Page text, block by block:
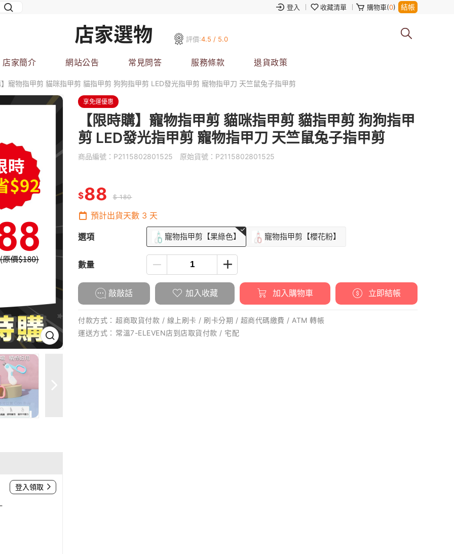
登入 收藏清單 購物車(0) 結帳
評價:4.5 / 5.0
店家簡介 網站公告 常見問答 服務條款 退貨政策
寵物指甲剪 貓咪指甲剪 貓指甲剪 狗狗指甲剪 LED發光指甲剪 寵物指甲刀 天竺鼠兔子指甲剪
登入領取
享免運優惠
【限時購】寵物指甲剪 貓咪指甲剪 貓指甲剪 狗狗指甲
剪 LED發光指甲剪 寵物指甲刀 天竺鼠兔子指甲剪
商品編號： P2115802801525 原始貨號： P2115802801525
$88 $ 180
預計出貨天數 3 天
選項 寵物指甲剪【果綠色】 寵物指甲剪【櫻花粉】
數量
敲敲話 加入收藏 加入購物車 立即結帳
付款方式： 超商取貨付款 / 線上刷卡 / 刷卡分期 / 超商代碼繳費 / ATM 轉帳
運送方式： 常溫7-ELEVEN店到店取貨付款 / 宅配